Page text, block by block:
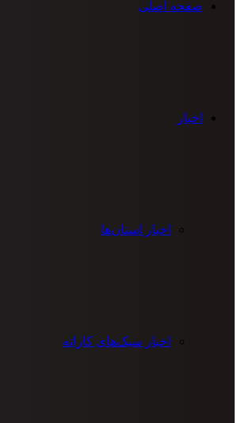
صفحه اصلی
اخبار
اخبار استان‌ها
اخبار سبک‌های کاراته